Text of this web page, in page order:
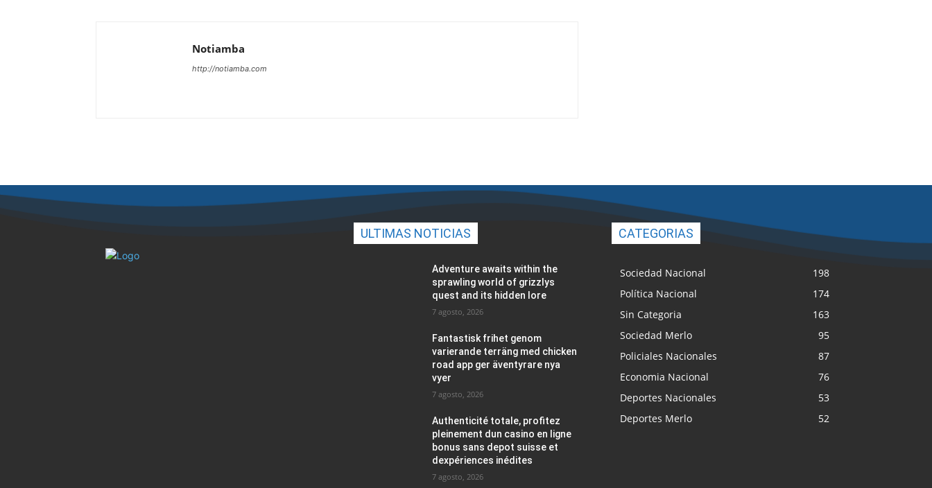
Notiamba
http://notiamba.com
ULTIMAS NOTICIAS
Adventure awaits within the
sprawling world of grizzlys
quest and its hidden lore
7 agosto, 2026
Fantastisk frihet genom
varierande terräng med chicken
road app ger äventyrare nya
vyer
7 agosto, 2026
Authenticité totale, profitez
pleinement dun casino en ligne
bonus sans depot suisse et
dexpériences inédites
7 agosto, 2026
CATEGORIAS
Sociedad Nacional
198
Política Nacional
174
Sin Categoria
163
Sociedad Merlo
95
Policiales Nacionales
87
Economia Nacional
76
Deportes Nacionales
53
Deportes Merlo
52